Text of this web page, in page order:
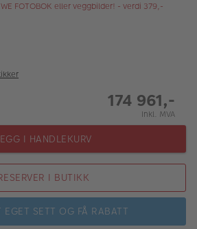
FOTOBOK eller veggbilder! - verdi 379,-
174 961,-
Inkl. MVA
I HANDLEKURV
I BUTIKK
EGET SETT OG FÅ RABATT